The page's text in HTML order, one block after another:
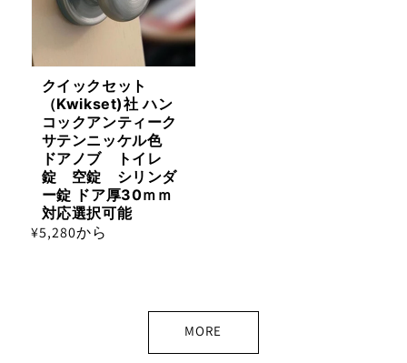
クイックセット
（Kwikset)社 ハン
コックアンティーク
サテンニッケル色
ドアノブ トイレ
錠 空錠 シリンダ
ー錠 ドア厚30ｍｍ
対応選択可能
通
¥5,280から
MORE